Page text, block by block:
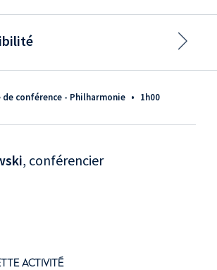
de conférence - Philharmonie • 1h00
, conférencier
ACTIVITÉ